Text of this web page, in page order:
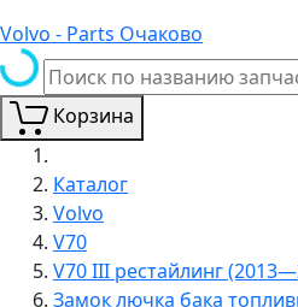
Volvo - Parts Очаково
Корзина
Каталог
Volvo
V70
V70 III рестайлинг
Замок лючка бака